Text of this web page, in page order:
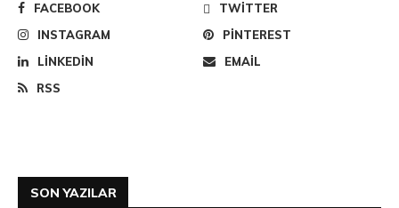
FACEBOOK
TWITTER
INSTAGRAM
PINTEREST
LINKEDIN
EMAIL
RSS
SON YAZILAR